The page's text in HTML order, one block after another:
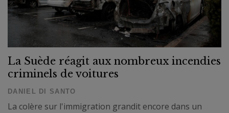
La Suède réagit aux nombreux incendies
criminels de voitures
DANIEL DI SANTO
La colère sur l'immigration grandit encore dans un